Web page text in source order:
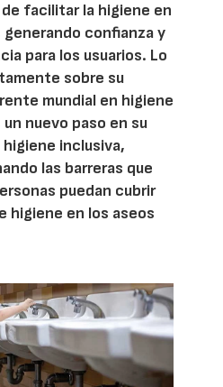
facilitar la higiene en
confianza y
para los usuarios. Lo
sobre su
mundial en higiene
nuevo paso en su
inclusiva,
las barreras que
puedan cubrir
higiene en los aseos